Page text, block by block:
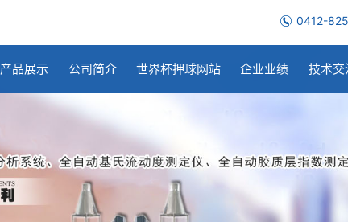
0412-
产品展示 公司简介 世界杯押球网站 企业业绩 技术交